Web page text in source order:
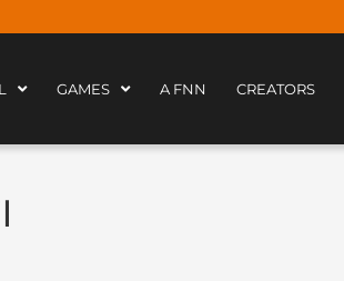
GAMES A FNN CREATORS